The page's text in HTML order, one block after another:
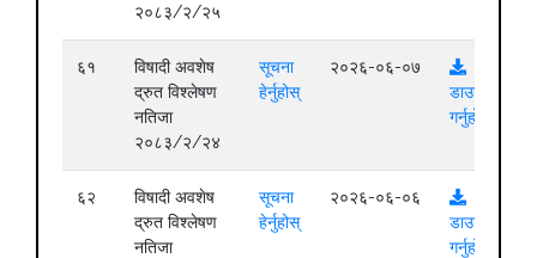
२०८३/२/२५
६१
विषादी अवशेष
द्रुत विश्लेषण
नतिजा
२०८३/२/२४
सूचना
हेर्नुहोस्
२०२६-०६-०७
डाउनलोड
गर्नुहोस्
६२
विषादी अवशेष
द्रुत विश्लेषण
नतिजा
सूचना
हेर्नुहोस्
२०२६-०६-०६
डाउनलोड
गर्नुहोस्